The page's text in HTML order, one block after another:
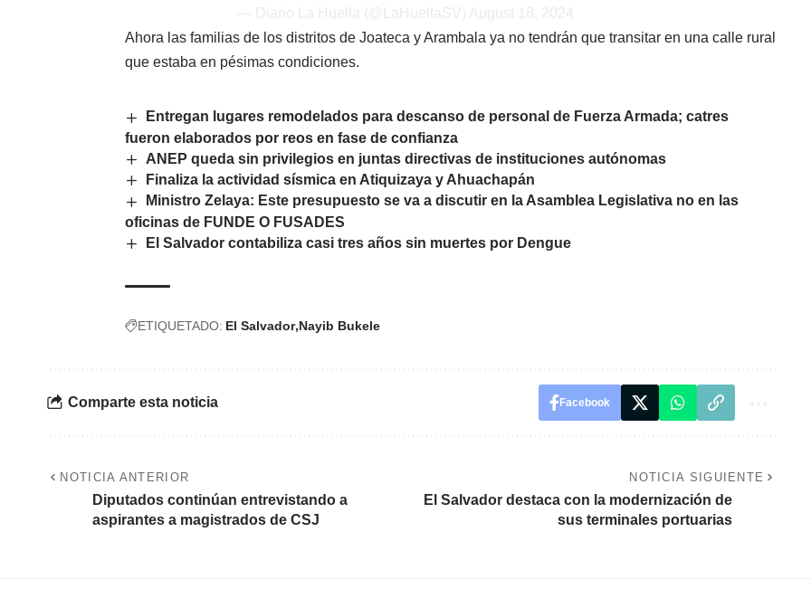
Ahora las familias de los distritos de Joateca y Arambala ya no tendrán que transitar en una calle rural
que estaba en pésimas condiciones.
Entregan lugares remodelados para descanso de personal de Fuerza Armada; catres
fueron elaborados por reos en fase de confianza
ANEP queda sin privilegios en juntas directivas de instituciones autónomas
Finaliza la actividad sísmica en Atiquizaya y Ahuachapán
Ministro Zelaya: Este presupuesto se va a discutir en la Asamblea Legislativa no en las
oficinas de FUNDE O FUSADES
El Salvador contabiliza casi tres años sin muertes por Dengue
ETIQUETADO: El Salvador Nayib Bukele
Comparte esta noticia Facebook
NOTICIA ANTERIOR
Diputados continúan entrevistando a
aspirantes a magistrados de CSJ
NOTICIA SIGUIENTE
El Salvador destaca con la modernización de
sus terminales portuarias